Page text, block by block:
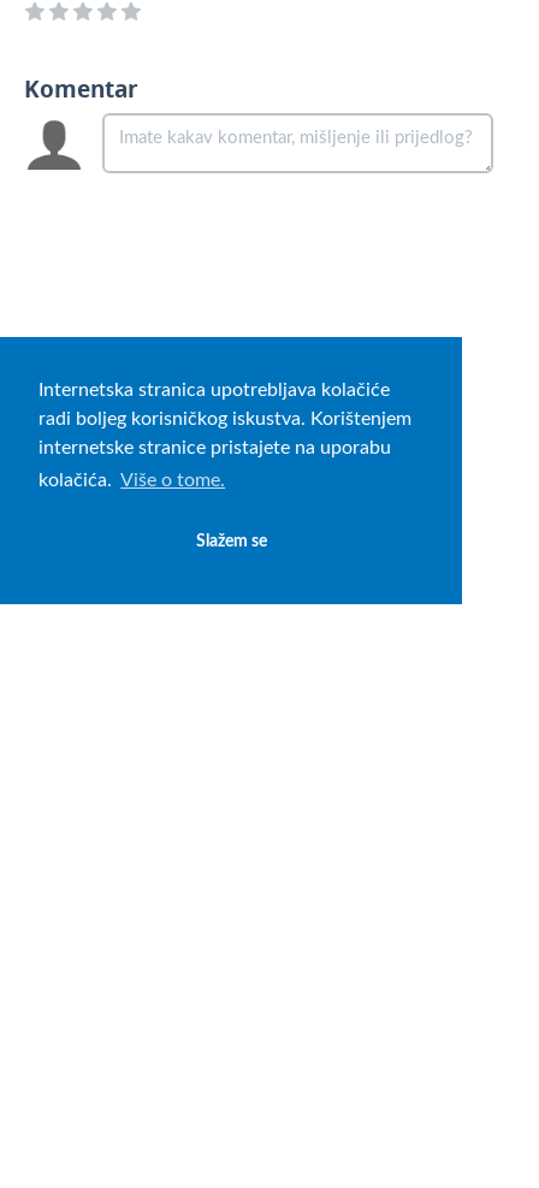
Internetska stranica upotrebljava kolačiće
radi boljeg korisničkog iskustva. Korištenjem
internetske stranice pristajete na uporabu
kolačića. Više o tome.
Slažem se
Komentar